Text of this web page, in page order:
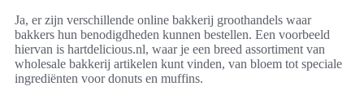
Ja, er zijn verschillende online bakkerij groothandels waar
bakkers hun benodigdheden kunnen bestellen. Een voorbeeld
hiervan is hartdelicious.nl, waar je een breed assortiment van
wholesale bakkerij artikelen kunt vinden, van bloem tot speciale
ingrediënten voor donuts en muffins.